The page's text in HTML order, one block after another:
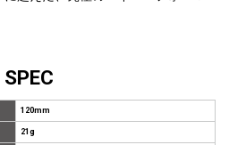
SPEC
120mm
21g